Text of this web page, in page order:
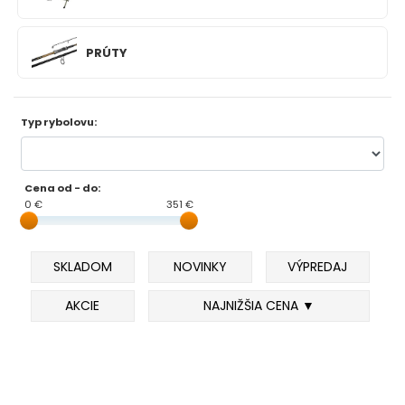
PRÚTY
Typ rybolovu:
Cena od - do:
0 €
351 €
SKLADOM NOVINKY VÝPREDAJ
AKCIE NAJNIŽŠIA CENA ▼
FEEDER PRÚTY
SUMCOVÉ A MORSKÉ PRÚTY
PRÍVLAČOVÉ PRÚTY
BIČE A DELIČKY
SPODOVÉ A MARKEROVACIE PRÚTY
FEEDER ŠPIČKY